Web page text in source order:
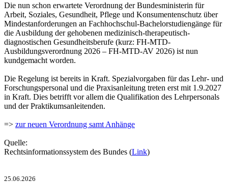
Die nun schon erwartete Verordnung der Bundesministerin für
Arbeit, Soziales, Gesundheit, Pflege und Konsumentenschutz über
Mindestanforderungen an Fachhochschul-Bachelorstudiengänge für
die Ausbildung der gehobenen medizinisch-therapeutisch-
diagnostischen Gesundheitsberufe (kurz: FH-MTD-
Ausbildungsverordnung 2026 – FH-MTD-AV 2026) ist nun
kundgemacht worden.
Die Regelung ist bereits in Kraft. Spezialvorgaben für das Lehr- und
Forschungspersonal und die Praxisanleitung treten erst mit 1.9.2027
in Kraft. Dies betrifft vor allem die Qualifikation des Lehrpersonals
und der Praktikumsanleitenden.
=> zur neuen Verordnung samt Anhänge
Quelle:
Rechtsinformationssystem des Bundes (Link)
25.06.2026